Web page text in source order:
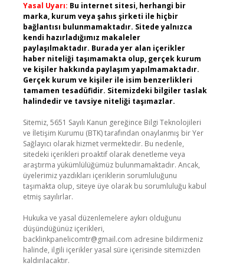
Yasal Uyarı: Bu internet sitesi, herhangi bir
marka, kurum veya şahıs şirketi ile hiçbir
bağlantısı bulunmamaktadır. Sitede yalnızca
kendi hazırladığımız makaleler
paylaşılmaktadır. Burada yer alan içerikler
haber niteliği taşımamakta olup, gerçek kurum
ve kişiler hakkında paylaşım yapılmamaktadır.
Gerçek kurum ve kişiler ile isim benzerlikleri
tamamen tesadüfidir. Sitemizdeki bilgiler taslak
halindedir ve tavsiye niteliği taşımazlar.
Sitemiz, 5651 Sayılı Kanun gereğince Bilgi Teknolojileri
ve İletişim Kurumu (BTK) tarafından onaylanmış bir Yer
Sağlayıcı olarak hizmet vermektedir. Bu nedenle,
sitedeki içerikleri proaktif olarak denetleme veya
araştırma yükümlülüğümüz bulunmamaktadır. Ancak,
üyelerimiz yazdıkları içeriklerin sorumluluğunu
taşımakta olup, siteye üye olarak bu sorumluluğu kabul
etmiş sayılırlar.
Hukuka ve yasal düzenlemelere aykırı olduğunu
düşündüğünüz içerikleri,
backlinkpanelicomtr@gmail.com adresine bildirmeniz
halinde, ilgili içerikler yasal süre içerisinde sitemizden
kaldırılacaktır.